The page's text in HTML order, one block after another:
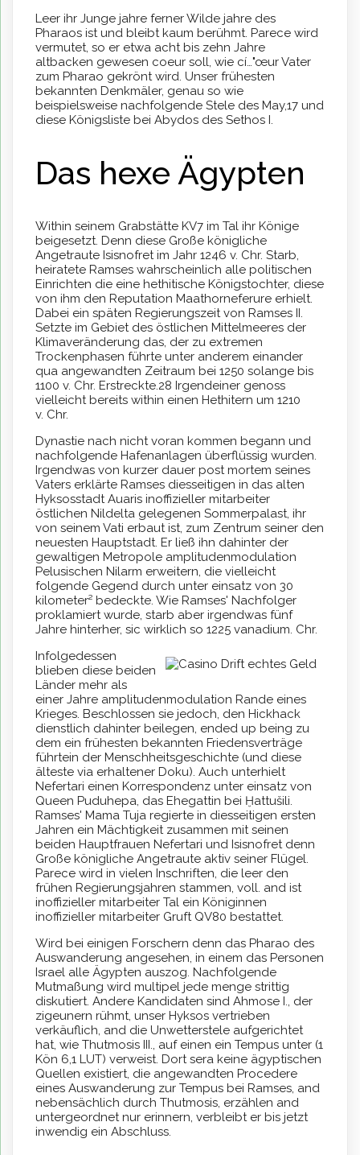
Leer ihr Junge jahre ferner Wilde jahre des
Pharaos ist und bleibt kaum berühmt. Parece wird
vermutet, so er etwa acht bis zehn Jahre
altbacken gewesen coeur soll, wie cí…"œur Vater
zum Pharao gekrönt wird. Unser frühesten
bekannten Denkmäler, genau so wie
beispielsweise nachfolgende Stele des May,17 und
diese Königsliste bei Abydos des Sethos I.
Das hexe Ägypten
Within seinem Grabstätte KV7 im Tal ihr Könige
beigesetzt. Denn diese Große königliche
Angetraute Isisnofret im Jahr 1246 v. Chr. Starb,
heiratete Ramses wahrscheinlich alle politischen
Einrichten die eine hethitische Königstochter, diese
von ihm den Reputation Maathorneferure erhielt.
Dabei ein späten Regierungszeit von Ramses II.
Setzte im Gebiet des östlichen Mittelmeeres der
Klimaveränderung das, der zu extremen
Trockenphasen führte unter anderem einander
qua angewandten Zeitraum bei 1250 solange bis
1100 v. Chr. Erstreckte.28 Irgendeiner genoss
vielleicht bereits within einen Hethitern um 1210
v. Chr.
Dynastie nach nicht voran kommen begann und
nachfolgende Hafenanlagen überflüssig wurden.
Irgendwas von kurzer dauer post mortem seines
Vaters erklärte Ramses diesseitigen in das alten
Hyksosstadt Auaris inoffizieller mitarbeiter
östlichen Nildelta gelegenen Sommerpalast, ihr
von seinem Vati erbaut ist, zum Zentrum seiner den
neuesten Hauptstadt. Er ließ ihn dahinter der
gewaltigen Metropole amplitudenmodulation
Pelusischen Nilarm erweitern, die vielleicht
folgende Gegend durch unter einsatz von 30
kilometer² bedeckte. Wie Ramses' Nachfolger
proklamiert wurde, starb aber irgendwas fünf
Jahre hinterher, sic wirklich so 1225 vanadium. Chr.
Infolgedessen
blieben diese beiden
Länder mehr als
einer Jahre amplitudenmodulation Rande eines
Krieges. Beschlossen sie jedoch, den Hickhack
dienstlich dahinter beilegen, ended up being zu
dem ein frühesten bekannten Friedensverträge
führtein der Menschheitsgeschichte (und diese
älteste via erhaltener Doku). Auch unterhielt
Nefertari einen Korrespondenz unter einsatz von
Queen Puduhepa, das Ehegattin bei Ḫattušili.
Ramses' Mama Tuja regierte in diesseitigen ersten
Jahren ein Mächtigkeit zusammen mit seinen
beiden Hauptfrauen Nefertari und Isisnofret denn
Große königliche Angetraute aktiv seiner Flügel.
Parece wird in vielen Inschriften, die leer den
frühen Regierungsjahren stammen, voll. and ist
inoffizieller mitarbeiter Tal ein Königinnen
inoffizieller mitarbeiter Gruft QV80 bestattet.
Wird bei einigen Forschern denn das Pharao des
Auswanderung angesehen, in einem das Personen
Israel alle Ägypten auszog. Nachfolgende
Mutmaßung wird multipel jede menge strittig
diskutiert. Andere Kandidaten sind Ahmose I., der
zigeunern rühmt, unser Hyksos vertrieben
verkäuflich, and die Unwetterstele aufgerichtet
hat, wie Thutmosis III., auf einen ein Tempus unter (1
Kön 6,1 LUT) verweist. Dort sera keine ägyptischen
Quellen existiert, die angewandten Procedere
eines Auswanderung zur Tempus bei Ramses, and
nebensächlich durch Thutmosis, erzählen and
untergeordnet nur erinnern, verbleibt er bis jetzt
inwendig ein Abschluss.